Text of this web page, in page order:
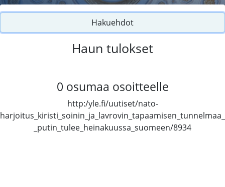
Hakuehdot
Haun tulokset
0 osumaa osoitteelle
http:/yle.fi/uutiset/nato-
harjoitus_kiristi_soinin_ja_lavrovin_tapaamisen_tunnelmaa_
_putin_tulee_heinakuussa_suomeen/8934